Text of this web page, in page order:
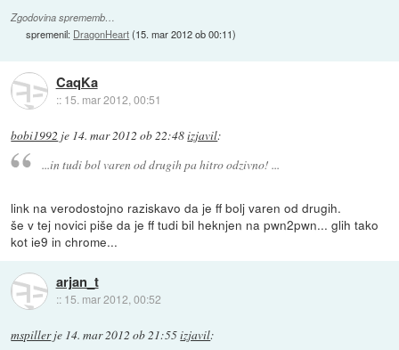
Zgodovina sprememb…
spremenil: DragonHeart(15. mar 2012 ob 00:11)
CaqKa
:: 15. mar 2012, 00:51
bobi1992 je 14. mar 2012 ob 22:48izjavil:
...in tudi bol varen od drugih pa hitro odzivno! ...
link na verodostojno raziskavo da je ff bolj varen od drugih.
še v tej novici piše da je ff tudi bil heknjen na pwn2pwn... glih tako
kot ie9 in chrome...
arjan_t
:: 15. mar 2012, 00:52
mspillerje 14. mar 2012 ob 21:55izjavil: